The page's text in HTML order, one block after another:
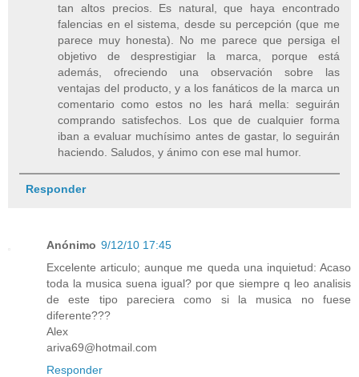
tan altos precios. Es natural, que haya encontrado
falencias en el sistema, desde su percepción (que me
parece muy honesta). No me parece que persiga el
objetivo de desprestigiar la marca, porque está
además, ofreciendo una observación sobre las
ventajas del producto, y a los fanáticos de la marca un
comentario como estos no les hará mella: seguirán
comprando satisfechos. Los que de cualquier forma
iban a evaluar muchísimo antes de gastar, lo seguirán
haciendo. Saludos, y ánimo con ese mal humor.
Responder
Anónimo 9/12/10 17:45
Excelente articulo; aunque me queda una inquietud: Acaso
toda la musica suena igual? por que siempre q leo analisis
de este tipo pareciera como si la musica no fuese
diferente???
Alex
ariva69@hotmail.com
Responder